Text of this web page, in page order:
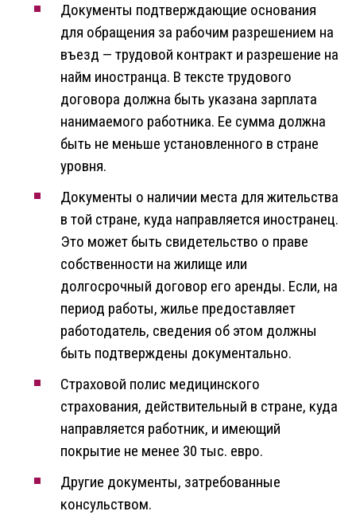
Документы подтверждающие основания
для обращения за рабочим разрешением на
въезд — трудовой контракт и разрешение на
найм иностранца. В тексте трудового
договора должна быть указана зарплата
нанимаемого работника. Ее сумма должна
быть не меньше установленного в стране
уровня.
Документы о наличии места для жительства
в той стране, куда направляется иностранец.
Это может быть свидетельство о праве
собственности на жилище или
долгосрочный договор его аренды. Если, на
период работы, жилье предоставляет
работодатель, сведения об этом должны
быть подтверждены документально.
Страховой полис медицинского
страхования, действительный в стране, куда
направляется работник, и имеющий
покрытие не менее 30 тыс. евро.
Другие документы, затребованные
консульством.